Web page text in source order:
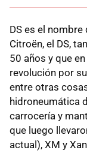
DS es el
Citroën, el DS,
50 años y que
revolución por
entre otras
hidroneumática
carrocería y
que luego
actual), XM y